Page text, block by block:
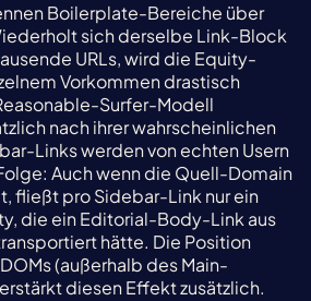
Boilerplate-Bereiche über
sich derselbe Link-Block
URLs, wird die Equity-
Vorkommen drastisch
Surfer-Modell
nach ihrer wahrscheinlichen
Links werden von echten Usern
Auch wenn die Quell-Domain
fließt pro Sidebar-Link nur ein
die ein Editorial-Body-Link aus
hätte. Die Position
(außerhalb des Main-
diesen Effekt zusätzlich.